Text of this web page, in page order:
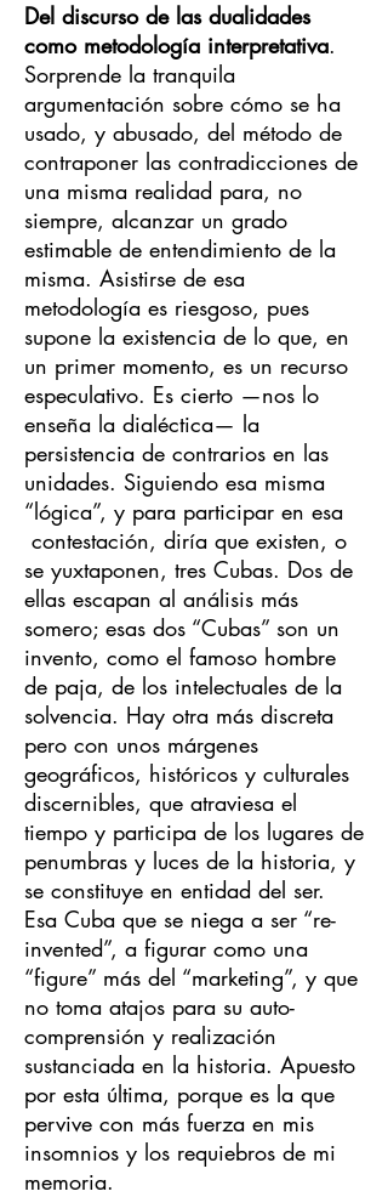
Del discurso de las dualidades
como metodología interpretativa.
Sorprende la tranquila
argumentación sobre cómo se ha
usado, y abusado, del método de
contraponer las contradicciones de
una misma realidad para, no
siempre, alcanzar un grado
estimable de entendimiento de la
misma. Asistirse de esa
metodología es riesgoso, pues
supone la existencia de lo que, en
un primer momento, es un recurso
especulativo. Es cierto —nos lo
enseña la dialéctica— la
persistencia de contrarios en las
unidades. Siguiendo esa misma
“lógica”, y para participar en esa
contestación, diría que existen, o
se yuxtaponen, tres Cubas. Dos de
ellas escapan al análisis más
somero; esas dos “Cubas” son un
invento, como el famoso hombre
de paja, de los intelectuales de la
solvencia. Hay otra más discreta
pero con unos márgenes
geográficos, históricos y culturales
discernibles, que atraviesa el
tiempo y participa de los lugares de
penumbras y luces de la historia, y
se constituye en entidad del ser.
Esa Cuba que se niega a ser “re-
invented”, a figurar como una
“figure” más del “marketing”, y que
no toma atajos para su auto-
comprensión y realización
sustanciada en la historia. Apuesto
por esta última, porque es la que
pervive con más fuerza en mis
insomnios y los requiebros de mi
memoria.